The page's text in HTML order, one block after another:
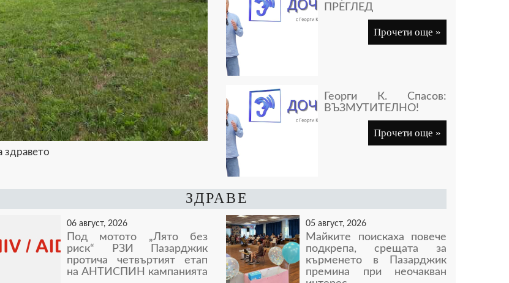
здравето
ПРЕГЛЕД
Прочети още »
Георги К. Спасов:
ВЪЗМУТИТЕЛНО!
Прочети още »
ЗДРАВЕ
06 август, 2026
Под мотото „Лято без
риск“ РЗИ Пазарджик
протича четвъртият етап
на АНТИСПИН кампанията
05 август, 2026
Майките поискаха повече
подкрепа, срещата за
кърменето в Пазарджик
премина при неочакван